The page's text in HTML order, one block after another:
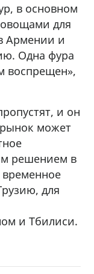
в основном
для
Армении и
Одна фура
воспрещен»,
и он
может
решением в
для
и Тбилиси.